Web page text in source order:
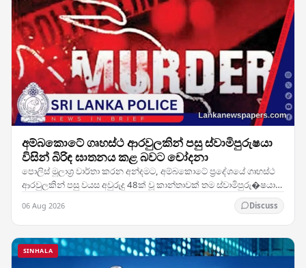
අම්බකොටේ ගෘහස්ථ ආරවුලකින් පසු ස්වාමිපුරුෂයා
විසින් බිරිඳ ඝාතනය කළ බවට චෝදනා
පොලිස් මූලාශ්‍ර වාර්තා කරන අන්දමට, අම්බකොටේ ප්‍රදේශයේ ගෘහස්ථ
ආරවුලකින් පසු වයස අවුරුදු 48ක් වූ කාන්තාවක් තම ස්වාමිපුරු�ෂයා
06 Aug 2026 Discuss
SINHALA